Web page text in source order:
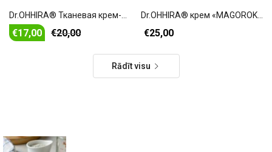
€17,00 €20,00 €25,00
Rādīt visu